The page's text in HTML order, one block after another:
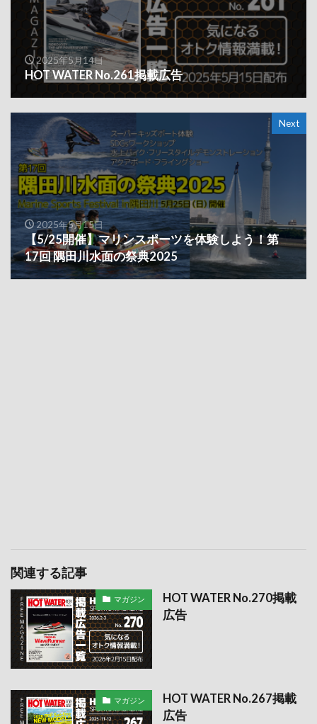
2025年5月14日
HOT WATER No.261掲載広告
Next
2025年5月15日
【5/25開催】マリンスポーツを体験しよう！第
17回 隅田川水面の祭典2025
関連する記事
マガジン
HOT WATER No.270掲載
広告
マガジン
HOT WATER No.267掲載
広告